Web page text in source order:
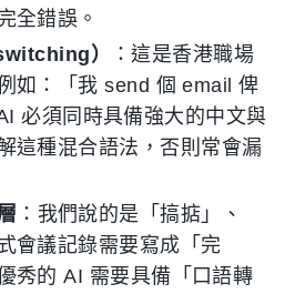
全錯誤。
）
：這是香港職場
如：「我 send 個 email 俾
必須同時具備強大的中文與
這種混合語法，否則常會漏
：我們說的是「搞掂」、
會議記錄需要寫成「完
秀的 AI 需要具備「口語轉